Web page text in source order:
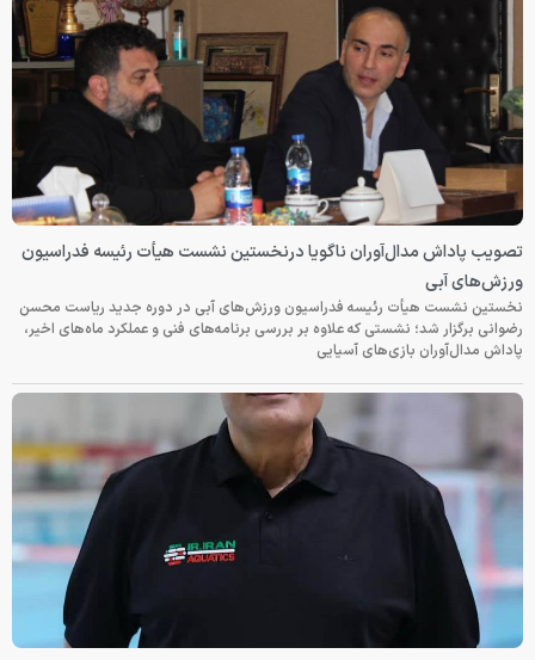
تصویب پاداش مدال‌آوران ناگویا درنخستین نشست هیأت رئیسه فدراسیون
ورزش‌های آبی
نخستین نشست هیأت رئیسه فدراسیون ورزش‌های آبی در دوره جدید ریاست محسن
رضوانی برگزار شد؛ نشستی که علاوه بر بررسی برنامه‌های فنی و عملکرد ماه‌های اخیر،
پاداش مدال‌آوران بازی‌های آسیایی